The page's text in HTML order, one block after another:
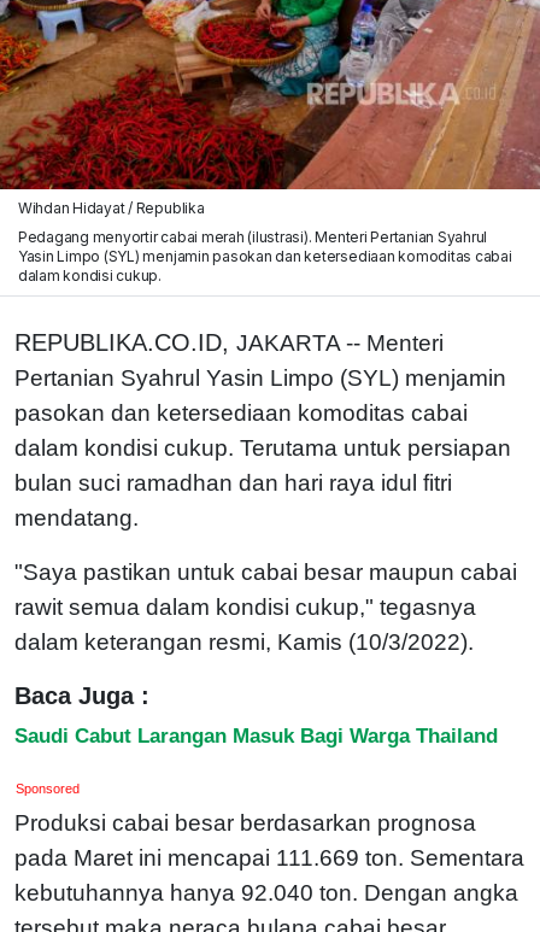
Wihdan Hidayat / Republika
Pedagang menyortir cabai merah (ilustrasi). Menteri Pertanian Syahrul
Yasin Limpo (SYL) menjamin pasokan dan ketersediaan komoditas cabai
dalam kondisi cukup.
REPUBLIKA.CO.ID, JAKARTA -- Menteri
Pertanian Syahrul Yasin Limpo (SYL) menjamin
pasokan dan ketersediaan komoditas cabai
dalam kondisi cukup. Terutama untuk persiapan
bulan suci ramadhan dan hari raya idul fitri
mendatang.
"Saya pastikan untuk cabai besar maupun cabai
rawit semua dalam kondisi cukup," tegasnya
dalam keterangan resmi, Kamis (10/3/2022).
Baca Juga :
Saudi Cabut Larangan Masuk Bagi Warga Thailand
Sponsored
Produksi cabai besar berdasarkan prognosa
pada Maret ini mencapai 111.669 ton. Sementara
kebutuhannya hanya 92.040 ton. Dengan angka